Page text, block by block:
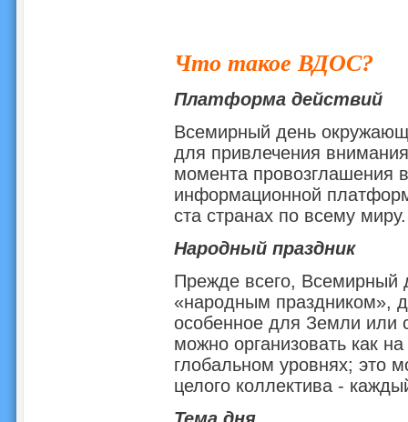
Что такое ВДОС?
Платформа действий
Всемирный день
для привлечения
момента провозглашения
информационной
ста странах по всему миру.
Народный праздник
Прежде всего, Всемирный
«народным праздником»,
особенное для Земли или
можно организовать как
глобальном уровнях; это
целого коллектива -
Тема дня